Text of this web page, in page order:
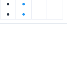
●
●
● ●